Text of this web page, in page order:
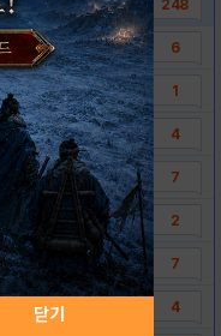
248
6
1
4
7
2
7
4
닫기